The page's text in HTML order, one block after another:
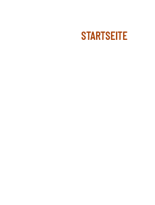
STARTSEITE